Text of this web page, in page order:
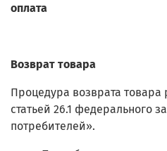
оплата
Возврат товара
Процедура возврата товара
статьей 26.1 федерального
потребителей».